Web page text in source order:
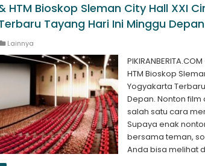
HTM Bioskop Sleman City Hall XXI
Tayang Hari Ini Minggu Depan
Lainnya
HTM Bioskop
Yogyakarta
Depan. Nonton
salah satu cara
Supaya enak
bersama teman,
Anda bisa melihat